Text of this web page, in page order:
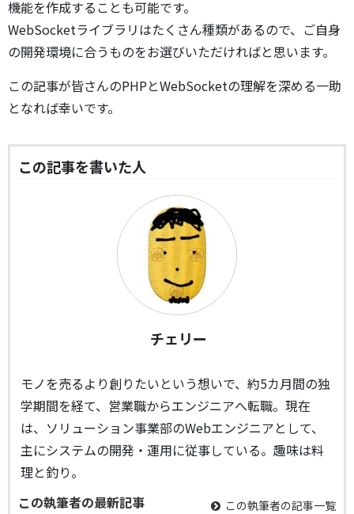
機能を作成することも可能です。
WebSocketライブラリはたくさん種類があるので、ご自身
の開発環境に合うものをお選びいただければと思います。
この記事が皆さんのPHPとWebSocketの理解を深める一助
となれば幸いです。
この記事を書いた人
チェリー
モノを売るより創りたいという想いで、約5カ月間の独
学期間を経て、営業職からエンジニアへ転職。現在
は、ソリューション事業部のWebエンジニアとして、
主にシステムの開発・運用に従事している。趣味は料
理と釣り。
この執筆者の最新記事
この執筆者の記事一覧